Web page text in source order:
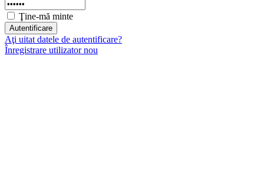
Ţine-mă minte
Aţi uitat datele de autentificare?
Înregistrare utilizator nou